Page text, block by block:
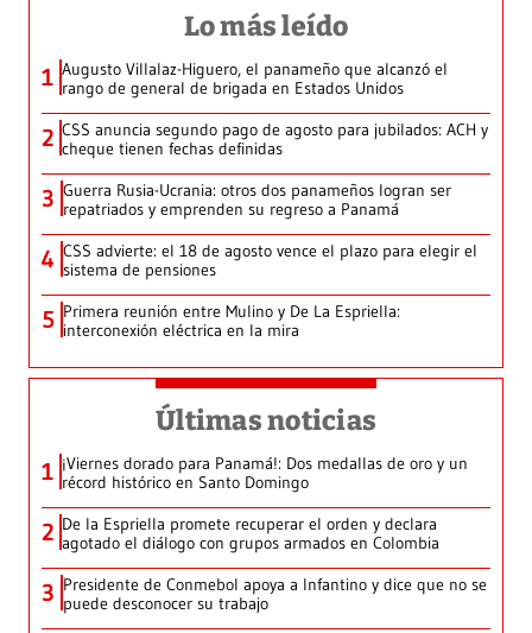
Lo más leído
1 Augusto Villalaz-Higuero, el panameño que alcanzó el
rango de general de brigada en Estados Unidos
2 CSS anuncia segundo pago de agosto para jubilados: ACH y
cheque tienen fechas definidas
3 Guerra Rusia-Ucrania: otros dos panameños logran ser
repatriados y emprenden su regreso a Panamá
4 CSS advierte: el 18 de agosto vence el plazo para elegir el
sistema de pensiones
5 Primera reunión entre Mulino y De La Espriella:
interconexión eléctrica en la mira
Últimas noticias
1 ¡Viernes dorado para Panamá!: Dos medallas de oro y un
récord histórico en Santo Domingo
2 De la Espriella promete recuperar el orden y declara
agotado el diálogo con grupos armados en Colombia
3 Presidente de Conmebol apoya a Infantino y dice que no se
puede desconocer su trabajo